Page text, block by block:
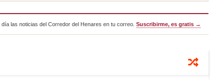
día las noticias del Corredor del Henares en tu correo. Suscribirme, es gratis →